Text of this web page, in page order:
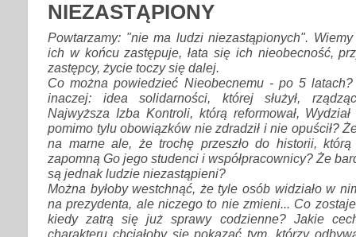
NIEZASTĄPIONY
Powtarzamy: "nie ma ludzi niezastąpionych".
ich w końcu zastępuje, łata się ich nieobecność,
zastępcy, życie toczy się dalej.
Co można powiedzieć Nieobecnemu - po 5
inaczej: idea solidarności, której służył,
Najwyższa Izba Kontroli, którą reformował,
pomimo tylu obowiązków nie zdradził i nie opuścił?
na marne ale, że trochę przeszło do historii, którą
zapomną Go jego studenci i współpracownicy? Że
są jednak ludzie niezastąpieni?
Można byłoby westchnąć, że tyle osób widziało w
na prezydenta, ale niczego to nie zmieni... Co
kiedy zatrą się już sprawy codzienne? Jakie
charakteru chciałoby się pokazać tym, którzy